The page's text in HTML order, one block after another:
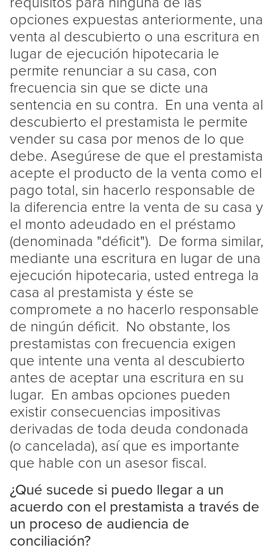
opciones expuestas anteriormente, una
venta al descubierto o una escritura en
lugar de ejecución hipotecaria le
permite renunciar a su casa, con
frecuencia sin que se dicte una
sentencia en su contra. En una venta al
descubierto el prestamista le permite
vender su casa por menos de lo que
debe. Asegúrese de que el prestamista
acepte el producto de la venta como el
pago total, sin hacerlo responsable de
la diferencia entre la venta de su casa y
el monto adeudado en el préstamo
(denominada "déficit"). De forma similar,
mediante una escritura en lugar de una
ejecución hipotecaria, usted entrega la
casa al prestamista y éste se
compromete a no hacerlo responsable
de ningún déficit. No obstante, los
prestamistas con frecuencia exigen
que intente una venta al descubierto
antes de aceptar una escritura en su
lugar. En ambas opciones pueden
existir consecuencias impositivas
derivadas de toda deuda condonada
(o cancelada), así que es importante
que hable con un asesor fiscal.
¿Qué sucede si puedo llegar a un
acuerdo con el prestamista a través de
un proceso de audiencia de
conciliación?